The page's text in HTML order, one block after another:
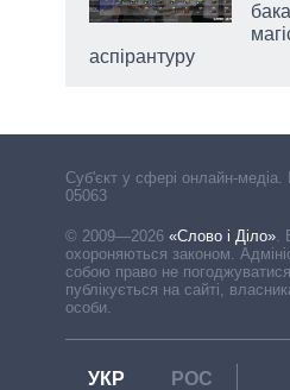
аспірантуру
Cуб'єкт у сфері онлайн-медіа.
05063
© 2009—2026 «Слово і Діло».
охороняються законом.
собою право не
публікується на сайті,
особи.
УКР РОС